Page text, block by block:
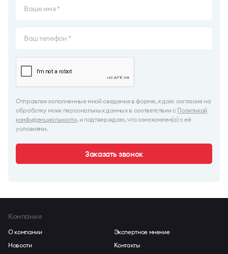
Отправляя заполненные мной сведения в форме, я даю согласие на
обработку моих персональных данных в соответствии с Политикой
конфиденциальности, и подтверждаю, что ознакомлен(а) с её
условиями.
Заказать звонок
Компания
О компании
Новости
Экспертное мнение
Контакты